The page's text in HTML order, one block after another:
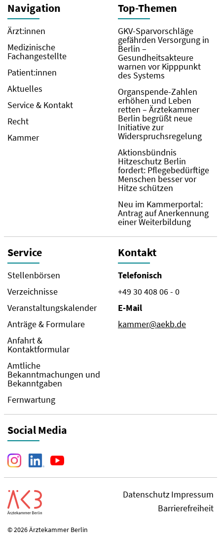
Navigation
Ärzt:innen
Medizinische
Fachangestellte
Patient:innen
Aktuelles
Service & Kontakt
Recht
Kammer
Top-Themen
GKV-Sparvorschläge
gefährden Versorgung in
Berlin –
Gesundheitsakteure
warnen vor Kipppunkt
des Systems
Organspende-Zahlen
erhöhen und Leben
retten – Ärztekammer
Berlin begrüßt neue
Initiative zur
Widerspruchsregelung
Aktionsbündnis
Hitzeschutz Berlin
fordert: Pflegebedürftige
Menschen besser vor
Hitze schützen
Neu im Kammerportal:
Antrag auf Anerkennung
einer Weiterbildung
Service
Stellenbörsen
Verzeichnisse
Veranstaltungskalender
Anträge & Formulare
Anfahrt &
Kontaktformular
Amtliche
Bekanntmachungen und
Bekanntgaben
Fernwartung
Kontakt
Telefonisch
+49 30 408 06 - 0
E-Mail
kammer@aekb.de
Social Media
DatenschutzImpressum
Barrierefreiheit
© 2026 Ärztekammer Berlin